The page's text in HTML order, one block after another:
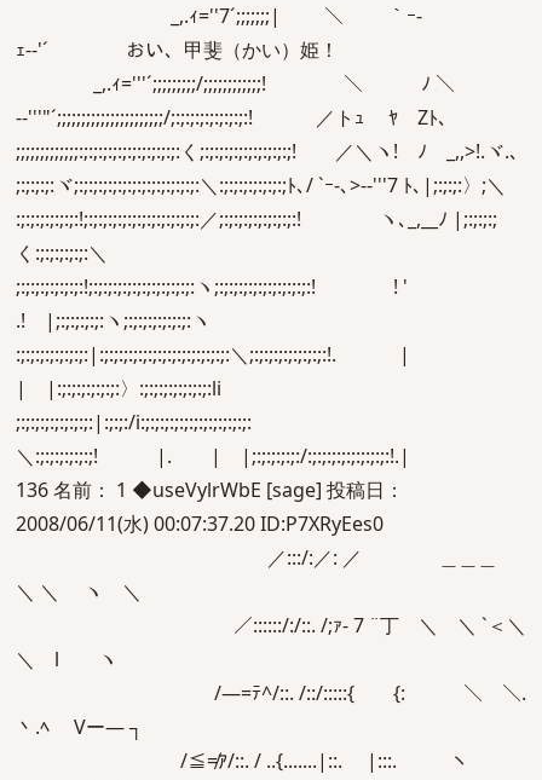
_,.ｨ=''7´;;;;;;;| ＼ ｀ｰ-
ｪ-‐'´ おい、甲斐（かい）姫！
_,.ｨ='''´;;;;;;;;;/;;;;;;;;;;;;! ＼ ﾉ ＼
-‐'''"´;;;;;;;;;;;;;;;;;;;;;;/;:;:;:;:;:;:;:;:! ／トｭ ﾔ Zﾄ､
;;;;;;;;;;;;;:;:;:;:;:;:;:;:;:;:;:く;:;:;:;:;:;:;:;:;:;! ／＼ヽ! ﾉ _,,>!.ヾ.､
;:;:;:;:ヾ;:;:;:;:;:;:;:;:;:;:;:;:;:＼:;:;:;:;:;:;:;ﾄ､/ `ｰ-､>--'''7 ﾄ､|;:;:;:〉;＼
:;:;:;:;:;:;:!;:;:;:;:;:;:;:;:;:;:;:;:／;:;:;:;:;:;:;:;:! ヽ､_,__ﾉ |;:;:;:;
く:;:;:;:;:;:＼
;:;:;:;:;:;:;:!;:;:;:;:;:;:;:;:;:;:;:ヽ;:;:;:;:;:;:;:;:;:;:! ! '
.! |;:;:;:;:;:ヽ;:;:;:;:;:;:;:ヽ
:;:;:;:;:;:;:;:|:;:;:;:;:;:;:;:;:;:;:;:;:;:＼;:;:;:;:;:;:;:;:!. |
| |:;:;:;:;:;:;:〉:;:;:;:;:;:;:;:li
;:;:;:;:;:;:;:;:|:;:;:/i:;:;:;:;:;:;:;:;:;:;:;:
＼:;:;:;:;:;:;! |. | |;:;:;:;:;:/:;:;:;:;:;:;:;:;:!.|
136 名前： 1 ◆useVylrWbE [sage] 投稿日：
2008/06/11(水) 00:07:37.20 ID:P7XRyEes0
／:::/:／: ／ ＿＿＿
＼ ＼ ヽ ＼
／::::::/:/::. /;ｧ‐ 7 ¨丁 ＼ ＼ `＜＼
＼ l ヽ
/―=ﾃ^/::. /::/:::::{ {: ＼ ＼.
丶.ﾍ Vー― ┐
/≦≠ｱ/::. / ..{.......|::. |:::. ヽ